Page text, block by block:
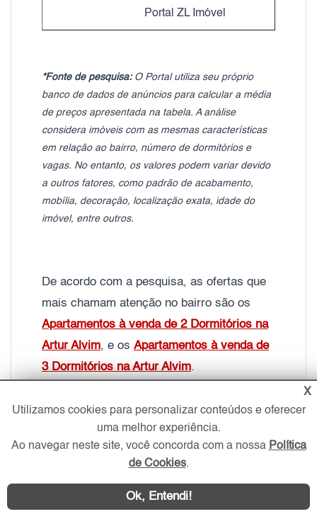
Portal ZL Imóvel
*Fonte de pesquisa:O Portal utiliza seu próprio
banco de dados de anúncios para calcular a média
de preços apresentada na tabela. A análise
considera imóveis com as mesmas características
em relação ao bairro, número de dormitórios e
vagas. No entanto, os valores podem variar devido
a outros fatores, como padrão de acabamento,
mobília, decoração, localização exata, idade do
imóvel, entre outros.
De acordo com a pesquisa, as ofertas que
mais chamam atenção no bairro são os
Apartamentos à venda de 2 Dormitórios na
Artur Alvim, e os Apartamentos à venda de
3 Dormitórios na Artur Alvim.
Lazer na Artur Alvim:
A região conta com uma variedade de
opções para quem procura um local para
distrair a cabeça, passar o tempo ou
relaxar durante o dia.
X
Utilizamos cookies para personalizar conteúdos e oferecer
uma melhor experiência.
Ao navegar neste site, você concorda com a nossa Política
de Cookies.
Ok, Entendi!